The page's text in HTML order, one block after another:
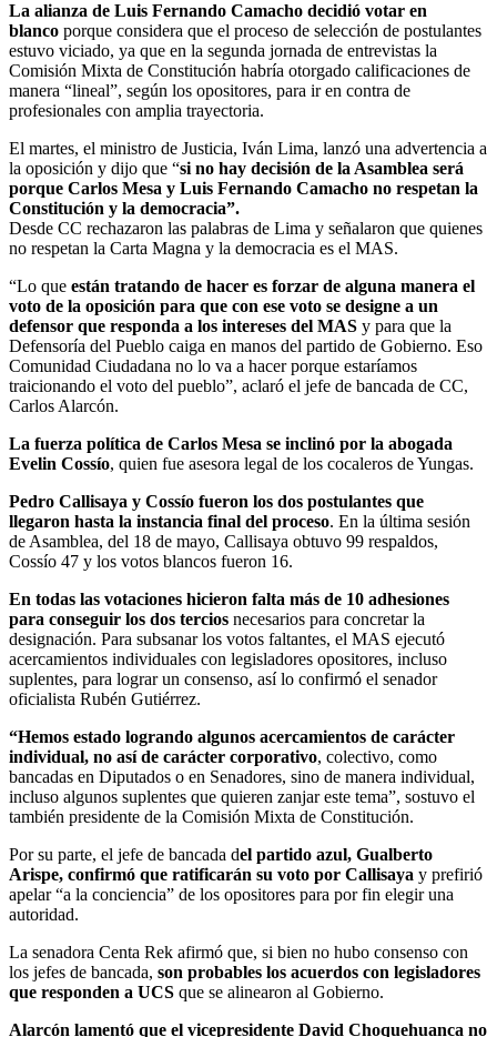
La alianza de Luis Fernando Camacho decidió votar en
blanco porque considera que el proceso de selección de postulantes
estuvo viciado, ya que en la segunda jornada de entrevistas la
Comisión Mixta de Constitución habría otorgado calificaciones de
manera “lineal”, según los opositores, para ir en contra de
profesionales con amplia trayectoria.
El martes, el ministro de Justicia, Iván Lima, lanzó una advertencia a
la oposición y dijo que “si no hay decisión de la Asamblea será
porque Carlos Mesa y Luis Fernando Camacho no respetan la
Constitución y la democracia”.
Desde CC rechazaron las palabras de Lima y señalaron que quienes
no respetan la Carta Magna y la democracia es el MAS.
“Lo que están tratando de hacer es forzar de alguna manera el
voto de la oposición para que con ese voto se designe a un
defensor que responda a los intereses del MAS y para que la
Defensoría del Pueblo caiga en manos del partido de Gobierno. Eso
Comunidad Ciudadana no lo va a hacer porque estaríamos
traicionando el voto del pueblo”, aclaró el jefe de bancada de CC,
Carlos Alarcón.
La fuerza política de Carlos Mesa se inclinó por la abogada
Evelin Cossío, quien fue asesora legal de los cocaleros de Yungas.
Pedro Callisaya y Cossío fueron los dos postulantes que
llegaron hasta la instancia final del proceso. En la última sesión
de Asamblea, del 18 de mayo, Callisaya obtuvo 99 respaldos,
Cossío 47 y los votos blancos fueron 16.
En todas las votaciones hicieron falta más de 10 adhesiones
para conseguir los dos tercios necesarios para concretar la
designación. Para subsanar los votos faltantes, el MAS ejecutó
acercamientos individuales con legisladores opositores, incluso
suplentes, para lograr un consenso, así lo confirmó el senador
oficialista Rubén Gutiérrez.
“Hemos estado logrando algunos acercamientos de carácter
individual, no así de carácter corporativo, colectivo, como
bancadas en Diputados o en Senadores, sino de manera individual,
incluso algunos suplentes que quieren zanjar este tema”, sostuvo el
también presidente de la Comisión Mixta de Constitución.
Por su parte, el jefe de bancada del partido azul, Gualberto
Arispe, confirmó que ratificarán su voto por Callisaya y prefirió
apelar “a la conciencia” de los opositores para por fin elegir una
autoridad.
La senadora Centa Rek afirmó que, si bien no hubo consenso con
los jefes de bancada, son probables los acuerdos con legisladores
que responden a UCS que se alinearon al Gobierno.
Alarcón lamentó que el vicepresidente David Choquehuanca no